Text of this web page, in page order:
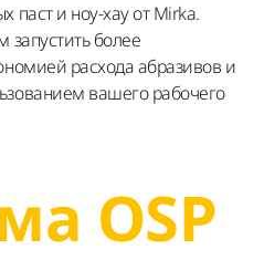
паст и ноу-хау от Mirka.
запустить более
расхода абразивов и
вашего рабочего
OSP